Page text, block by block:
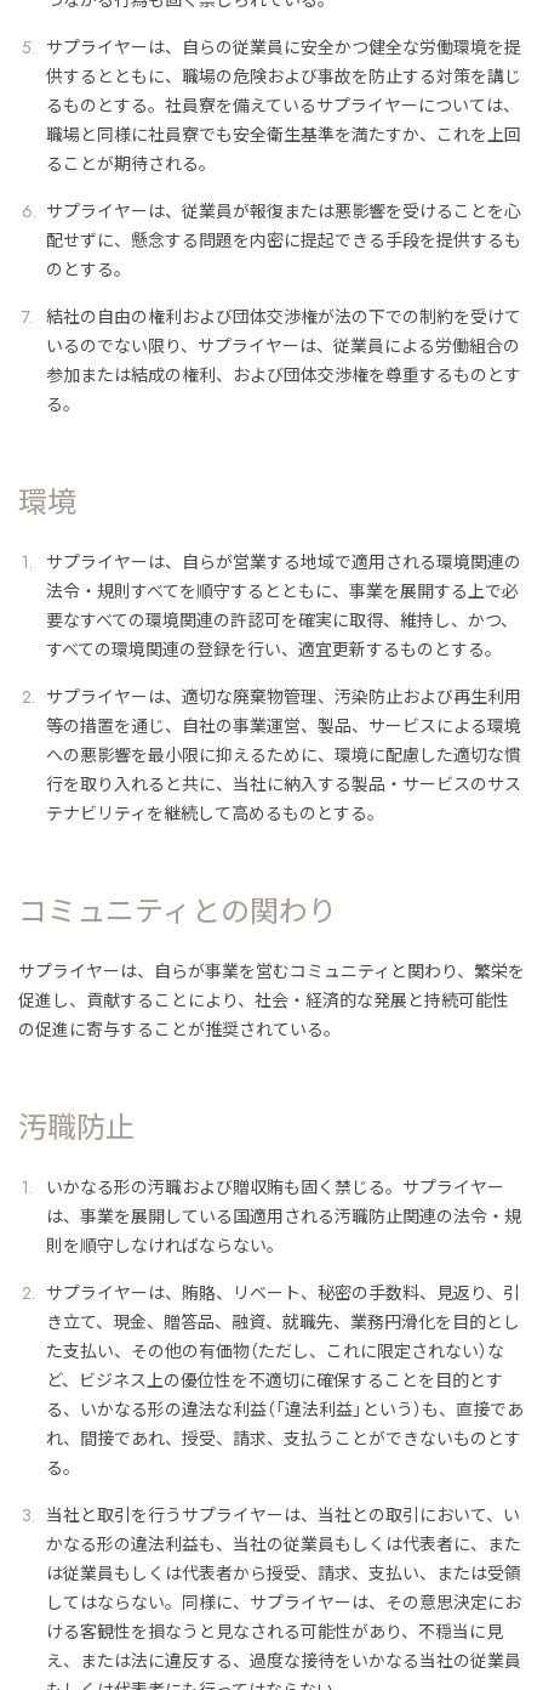
サプライヤーは、自らの従業員に安全かつ健全な労働環境を提
供するとともに、職場の危険および事故を防止する対策を講じ
るものとする。社員寮を備えているサプライヤーについては、
職場と同様に社員寮でも安全衛生基準を満たすか、これを上回
ることが期待される。
サプライヤーは、従業員が報復または悪影響を受けることを心
配せずに、懸念する問題を内密に提起できる手段を提供するも
のとする。
結社の自由の権利および団体交渉権が法の下での制約を受けて
いるのでない限り、サプライヤーは、従業員による労働組合の
参加または結成の権利、および団体交渉権を尊重するものとす
る。
環境
サプライヤーは、自らが営業する地域で適用される環境関連の
法令・規則すべてを順守するとともに、事業を展開する上で必
要なすべての環境関連の許認可を確実に取得、維持し、かつ、
すべての環境関連の登録を行い、適宜更新するものとする。
サプライヤーは、適切な廃棄物管理、汚染防止および再生利用
等の措置を通じ、自社の事業運営、製品、サービスによる環境
への悪影響を最小限に抑えるために、環境に配慮した適切な慣
行を取り入れると共に、当社に納入する製品・サービスのサス
テナビリティを継続して高めるものとする。
コミュニティとの関わり
サプライヤーは、自らが事業を営むコミュニティと関わり、繁栄を
促進し、貢献することにより、社会・経済的な発展と持続可能性
の促進に寄与することが推奨されている。
汚職防止
いかなる形の汚職および贈収賄も固く禁じる。サプライヤー
は、事業を展開している国適用される汚職防止関連の法令・規
則を順守しなければならない。
サプライヤーは、賄賂、リベート、秘密の手数料、見返り、引
き立て、現金、贈答品、融資、就職先、業務円滑化を目的とし
た支払い、その他の有価物（ただし、これに限定されない）な
ど、ビジネス上の優位性を不適切に確保することを目的とす
る、いかなる形の違法な利益（「違法利益」という）も、直接であ
れ、間接であれ、授受、請求、支払うことができないものとす
る。
当社と取引を行うサプライヤーは、当社との取引において、い
かなる形の違法利益も、当社の従業員もしくは代表者に、また
は従業員もしくは代表者から授受、請求、支払い、または受領
してはならない。同様に、サプライヤーは、その意思決定にお
ける客観性を損なうと見なされる可能性があり、不穏当に見
え、または法に違反する、過度な接待をいかなる当社の従業員